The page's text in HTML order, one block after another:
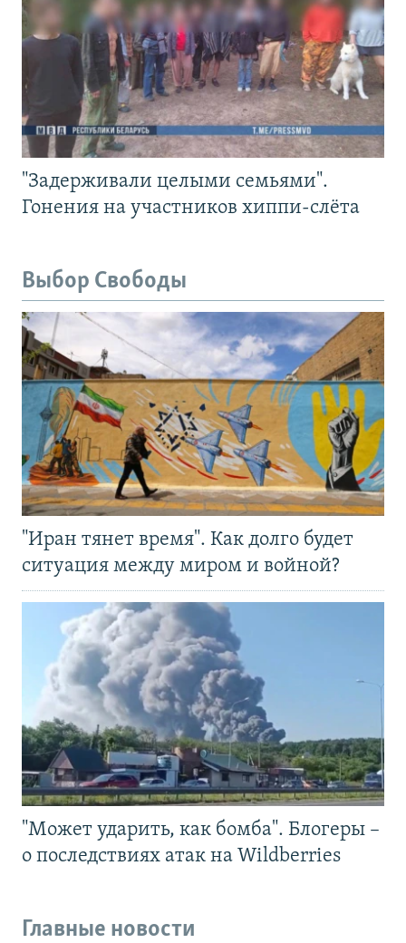
"Задерживали целыми семьями".
Гонения на участников хиппи-слёта
Выбор Свободы
"Иран тянет время". Как долго будет
ситуация между миром и войной?
"Может ударить, как бомба". Блогеры –
о последствиях атак на Wildberries
Главные новости